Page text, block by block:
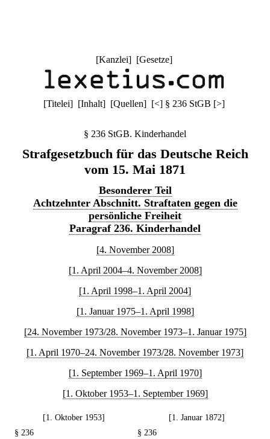
[Kanzlei] [Gesetze]
[Titelei] [Inhalt] [Quellen] [<] § 236 StGB [>]
§ 236 StGB. Kinderhandel
Strafgesetzbuch für das Deutsche Reich
vom 15. Mai 1871
Besonderer Teil
Achtzehnter Abschnitt. Straftaten gegen die
persönliche Freiheit
Paragraf 236. Kinderhandel
[4. November 2008]
[1. April 2004–4. November 2008]
[1. April 1998–1. April 2004]
[1. Januar 1975–1. April 1998]
[24. November 1973/28. November 1973–1. Januar 1975]
[1. April 1970–24. November 1973/28. November 1973]
[1. September 1969–1. April 1970]
[1. Oktober 1953–1. September 1969]
[1. Oktober 1953]
[1. Januar 1872]
§ 236
§ 236